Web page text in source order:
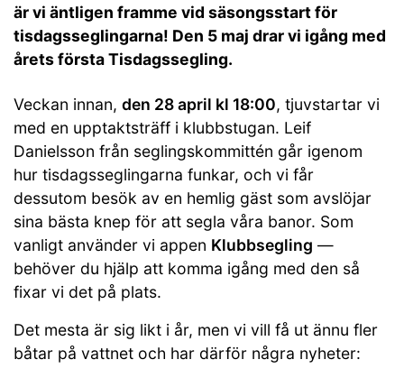
är vi äntligen framme vid säsongsstart för
tisdagsseglingarna! Den 5 maj drar vi igång med
årets första Tisdagssegling.
Veckan innan, den 28 april kl 18:00, tjuvstartar vi
med en upptaktsträff i klubbstugan. Leif
Danielsson från seglingskommittén går igenom
hur tisdagsseglingarna funkar, och vi får
dessutom besök av en hemlig gäst som avslöjar
sina bästa knep för att segla våra banor. Som
vanligt använder vi appen Klubbsegling —
behöver du hjälp att komma igång med den så
fixar vi det på plats.
Det mesta är sig likt i år, men vi vill få ut ännu fler
båtar på vattnet och har därför några nyheter: